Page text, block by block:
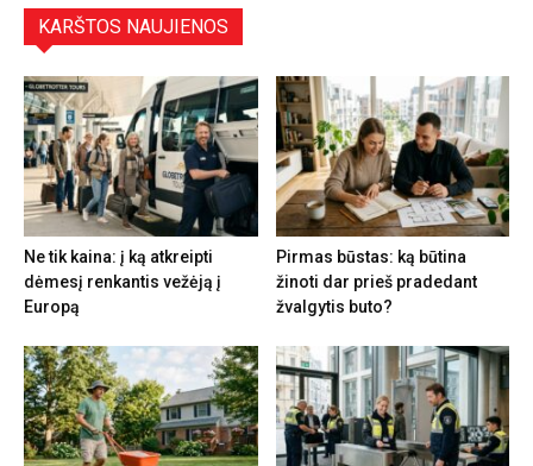
KARŠTOS NAUJIENOS
Ne tik kaina: į ką atkreipti
dėmesį renkantis vežėją į
Europą
Pirmas būstas: ką būtina
žinoti dar prieš pradedant
žvalgytis buto?